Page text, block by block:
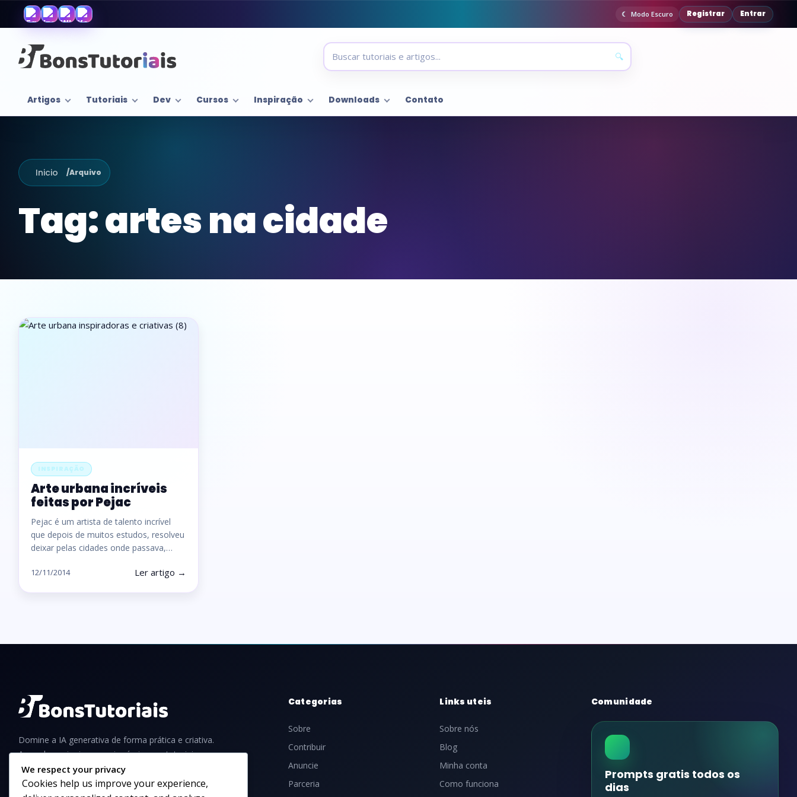
Modo Escuro Registrar Entrar
🔍
Artigos Tutoriais Dev Cursos Inspiração Downloads Contato
Inicio /Arquivo
Tag:artes na cidade
INSPIRAÇÃO
Arte urbana incríveis
feitas por Pejac
Pejac é um artista de talento incrível
que depois de muitos estudos, resolveu
deixar pelas cidades onde passava,…
12/11/2014 Ler artigo →
Domine a IA generativa de forma prática e criativa.
Aprenda a criar imagens incríveis com tutoriais,
guias e dicas para iniciantes e profissionais.
Categorias
Sobre
Contribuir
Anuncie
Parceria
Links uteis
Sobre nós
Blog
Minha conta
Como funciona
Comunidade
Prompts gratis todos os
dias
We respect your privacy
Cookies help us improve your experience,